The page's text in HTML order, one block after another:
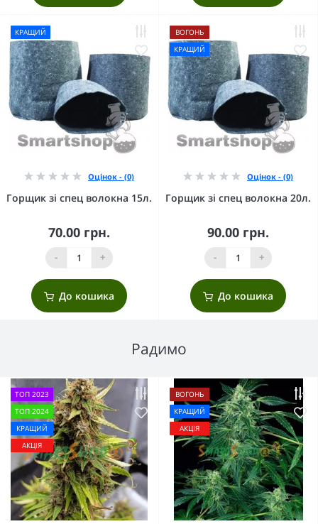
КРАЩИЙ
Оцінок - (0)
Горщик зі спец волокна 15л.
70.00 грн.
- +
До кошика
ВОГОНЬ
КРАЩИЙ
Оцінок - (0)
Горщик зі спец волокна 20л.
90.00 грн.
- +
До кошика
Радимо
ТОП 2023
ТОП 2024
КРАЩИЙ
АКЦІЯ
ВОГОНЬ
КРАЩИЙ
АКЦІЯ